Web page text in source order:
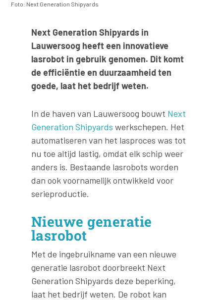
Foto: Next Generation Shipyards
Next Generation Shipyards in
Lauwersoog heeft een innovatieve
lasrobot in gebruik genomen. Dit komt
de efficiëntie en duurzaamheid ten
goede, laat het bedrijf weten.
In de haven van Lauwersoog bouwt Next
Generation Shipyards werkschepen. Het
automatiseren van het lasproces was tot
nu toe altijd lastig, omdat elk schip weer
anders is. Bestaande lasrobots worden
dan ook voornamelijk ontwikkeld voor
serieproductie.
Nieuwe generatie
lasrobot
Met de ingebruikname van een nieuwe
generatie lasrobot doorbreekt Next
Generation Shipyards deze beperking,
laat het bedrijf weten. De robot kan